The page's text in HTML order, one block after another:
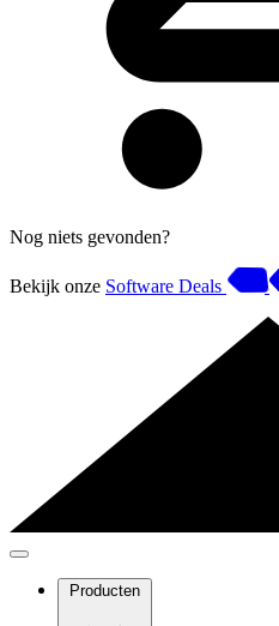
Nog niets gevonden?
Bekijk onze Software Deals
Producten